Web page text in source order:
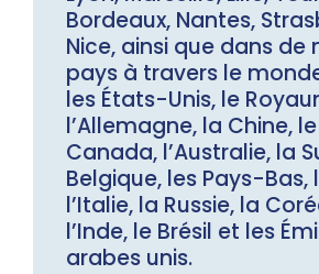
Bordeaux, Nantes,
Nice, ainsi que dans de
pays à travers le
les États-Unis, le
l’Allemagne, la Chine,
Canada, l’Australie, la
Belgique, les Pays-Bas,
l’Italie, la Russie, la
l’Inde, le Brésil et les
arabes unis.